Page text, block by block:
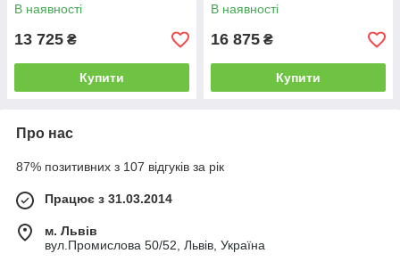
В наявності
13 725 ₴
Купити
В наявності
16 875 ₴
Купити
Про нас
87% позитивних з 107 відгуків за рік
Працює з 31.03.2014
м. Львів
вул.Промислова 50/52, Львів, Україна